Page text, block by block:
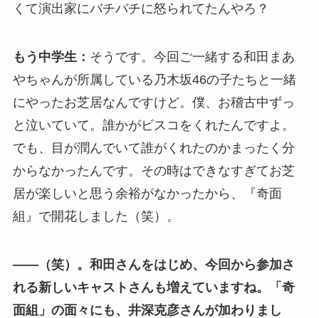
くて演出家にバチバチに怒られてたんやろ？
もう中学生： そうです。今回ご一緒する和田まあ
やちゃんが所属している乃木坂46の子たちと一緒
にやったお芝居なんですけど。僕、お稽古中ずっ
と泣いていて。誰かがビスコをくれたんですよ。
でも、目が潤んでいて誰がくれたのかまったく分
からなかったんです。その時はできなすぎてお芝
居が楽しいと思う余裕がなかったから、『奇面
組』で開花しました（笑）。
――（笑）。和田さんをはじめ、今回から参加さ
れる新しいキャストさんも増えていますね。「奇
面組」の面々にも、井深克彦さんが加わりまし